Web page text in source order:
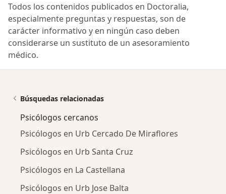
Todos los contenidos publicados en Doctoralia,
especialmente preguntas y respuestas, son de
carácter informativo y en ningún caso deben
considerarse un sustituto de un asesoramiento
médico.
Búsquedas relacionadas
Psicólogos cercanos
Psicólogos en Urb Cercado De Miraflores
Psicólogos en Urb Santa Cruz
Psicólogos en La Castellana
Psicólogos en Urb Jose Balta